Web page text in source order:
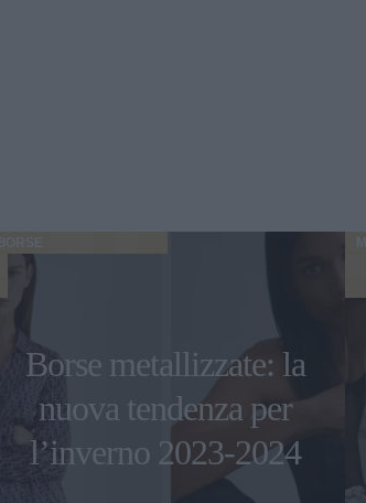
BORSE
Borse metallizzate: la
nuova tendenza per
l’inverno 2023-2024